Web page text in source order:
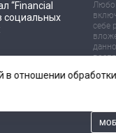
“Financial
социальных
себе
риск
в отношении